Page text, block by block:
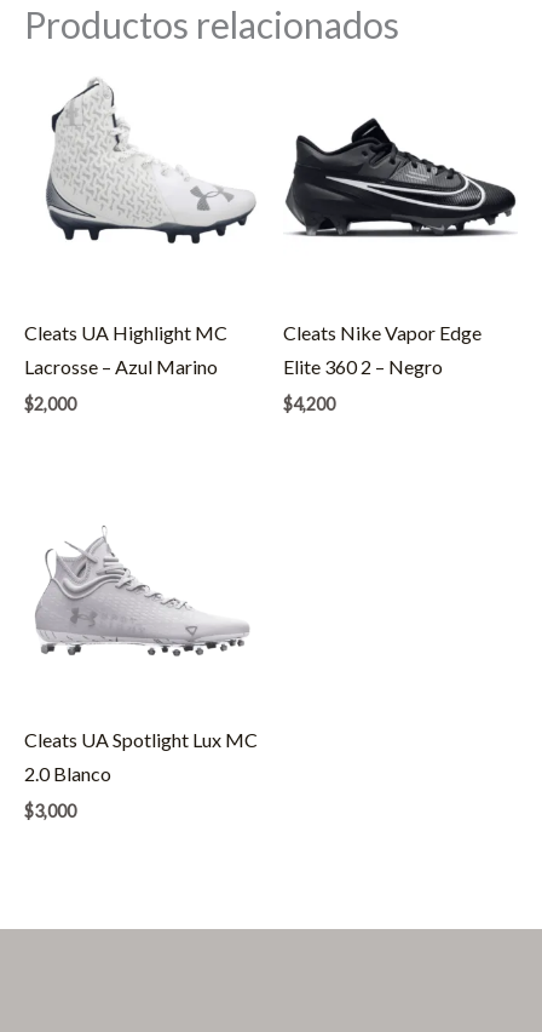
Productos relacionados
Cleats UA Highlight MC
Lacrosse – Azul Marino
$2,000
Cleats Nike Vapor Edge
Elite 360 2 – Negro
$4,200
Cleats UA Spotlight Lux MC
2.0 Blanco
$3,000